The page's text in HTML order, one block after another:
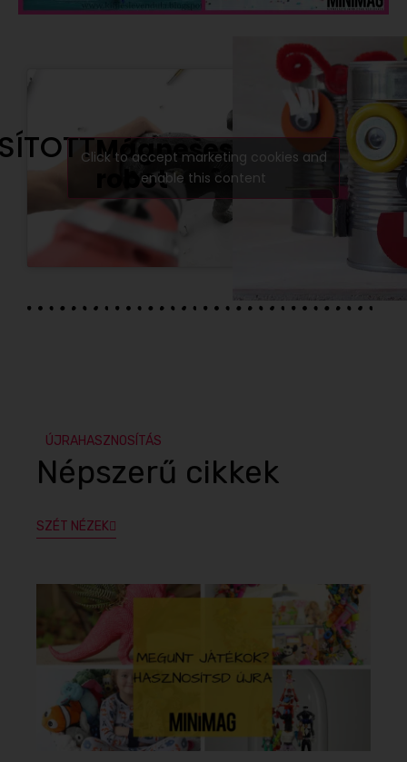
Mágneses
robot
Click to accept marketing cookies and
enable this content
ÚJRAHASZNOSÍTÁS
Népszerű cikkek
SZÉT NÉZEK